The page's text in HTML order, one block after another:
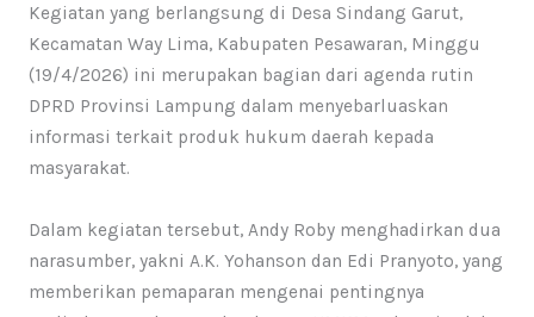
Kegiatan yang berlangsung di Desa Sindang Garut,
Kecamatan Way Lima, Kabupaten Pesawaran, Minggu
(19/4/2026) ini merupakan bagian dari agenda rutin
DPRD Provinsi Lampung dalam menyebarluaskan
informasi terkait produk hukum daerah kepada
masyarakat.
Dalam kegiatan tersebut, Andy Roby menghadirkan dua
narasumber, yakni A.K. Yohanson dan Edi Pranyoto, yang
memberikan pemaparan mengenai pentingnya